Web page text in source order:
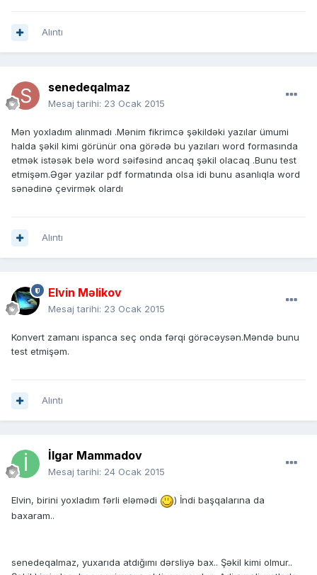
Alıntı
senedeqalmaz
Mesaj tarihi: 23 Ocak 2015
Mən yoxladım alınmadı .Mənim fikrimcə şəkildəki yazılar ümumi
halda şəkil kimi görünür ona görədə bu yazıları word formasında
etmək istəsək belə word səifəsind ancaq şəkil olacaq .Bunu test
etmişəm.Əgər yazilar pdf formatında olsa idi bunu asanlıqla word
sənədinə çevirmək olardı
Alıntı
Elvin Məlikov
Mesaj tarihi: 23 Ocak 2015
Konvert zamanı ispanca seç onda fərqi görəcəysən.Məndə bunu
test etmişəm.
Alıntı
İlgar Mammadov
Mesaj tarihi: 24 Ocak 2015
Elvin, birini yoxladım fərli eləmədi
) İndi başqalarına da
baxaram..
senedeqalmaz, yuxarıda atdığımı dərsliyə bax.. Şəkil kimi olmur..